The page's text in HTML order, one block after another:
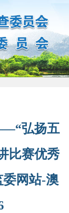
弘扬五
比赛优秀
网站-澳